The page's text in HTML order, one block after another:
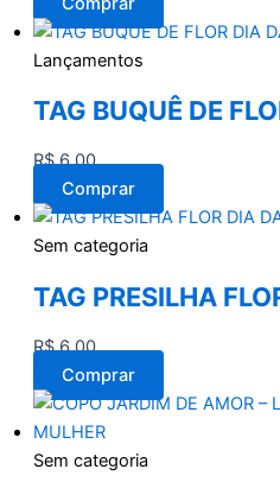
Lançamentos
TAG BUQUÊ DE
R$6,00
Comprar
Sem categoria
TAG PRESILHA
R$6,00
Comprar
Sem categoria